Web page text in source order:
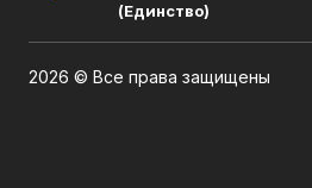
(Единство)
2026 © Все права защищены